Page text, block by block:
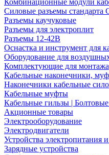
Комбинационные модули
Силовые разъемы стандарта
Разъемы каучуковые
Разъемы для электроплит
Разъемы 12-42В
Оснастка и инструмент
Оборудование для
Комплектующие для монтажа
Кабельные наконечники,
Наконечники кабельные
Кабельные муфты
Кабельные гильзы |
Акционные товары
Электрооборудование
Электродвигатели
Устройства электропитания
Зарядные устройства